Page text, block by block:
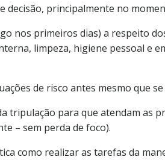
decisão, principalmente no
nos primeiros dias) a respeito
limpeza, higiene pessoal e
de risco antes mesmo que
tripulação para que atendam as
– sem perda de foco).
como realizar as tarefas da